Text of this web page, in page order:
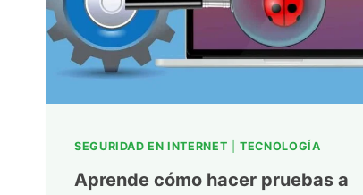
SEGURIDAD EN INTERNET |TECNOLOGÍA
Aprende cómo hacer pruebas a